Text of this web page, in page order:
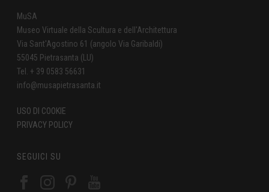
MuSA
Museo Virtuale della Scultura e dell'Architettura
Via Sant'Agostino 61 (angolo Via Garibaldi)
55045 Pietrasanta (LU)
Tel. + 39 0583 56631
info@musapietrasanta.it
USO DI COOKIE
PRIVACY POLICY
SEGUICI SU